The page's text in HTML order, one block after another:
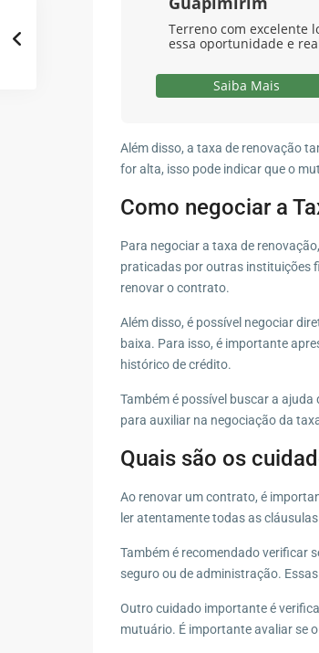
Terreno com excelente
essa oportunidade e
Saiba Mais
Além disso, a taxa de renovação
for alta, isso pode indicar que o
Como negociar a
Para negociar a taxa de
praticadas por outras instituições
renovar o contrato.
Além disso, é possível negociar
baixa. Para isso, é importante
histórico de crédito.
Também é possível buscar a
para auxiliar na negociação da
Quais são os
Ao renovar um contrato, é
ler atentamente todas as
Também é recomendado verificar
seguro ou de administração.
Outro cuidado importante é
mutuário. É importante avaliar se